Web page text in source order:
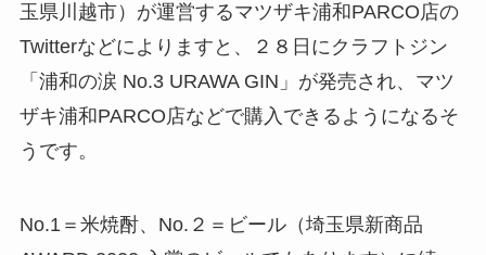
玉県川越市）が運営するマツザキ浦和PARCO店の
Twitterなどによりますと、２８日にクラフトジン
「浦和の涙 No.3 URAWA GIN」が発売され、マツ
ザキ浦和PARCO店などで購入できるようになるそ
うです。
No.1＝米焼酎、No.２＝ビール（埼玉県新商品